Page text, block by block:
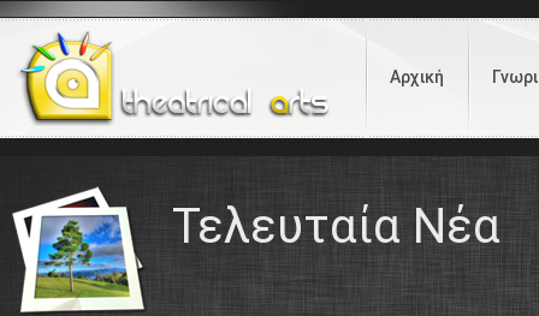
Αρχική
Τελευταία Νέα